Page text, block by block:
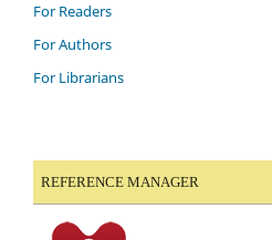
For Readers
For Authors
For Librarians
REFERENCE MANAGER